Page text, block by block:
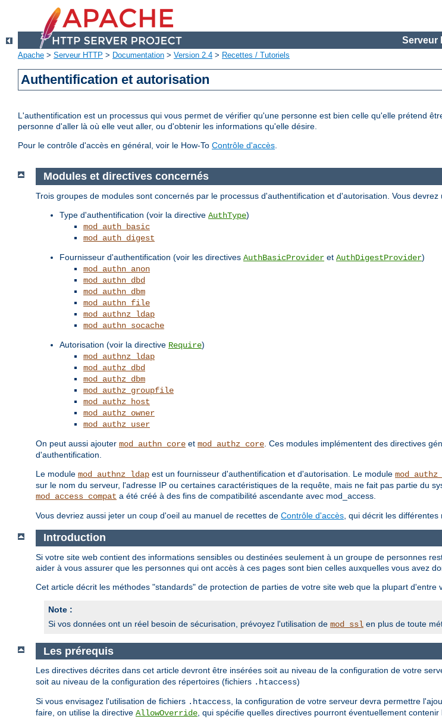
Serveur
Apache > Serveur HTTP > Documentation > Version 2.4 > Recettes / Tutoriels
Authentification et autorisation
L'authentification est un processus qui vous permet de vérifier qu'une personne est bien celle qu'elle prétend
personne d'aller là où elle veut aller, ou d'obtenir les informations qu'elle désire.
Pour le contrôle d'accès en général, voir le How-To Contrôle d'accès.
Modules et directives concernés
Trois groupes de modules sont concernés par le processus d'authentification et d'autorisation. Vous
Type d'authentification (voir la directive AuthType)
mod_auth_basic
mod_auth_digest
Fournisseur d'authentification (voir les directives AuthBasicProvider et AuthDigestProvider)
mod_authn_anon
mod_authn_dbd
mod_authn_dbm
mod_authn_file
mod_authnz_ldap
mod_authn_socache
Autorisation (voir la directive Require)
mod_authnz_ldap
mod_authz_dbd
mod_authz_dbm
mod_authz_groupfile
mod_authz_host
mod_authz_owner
mod_authz_user
On peut aussi ajouter mod_authn_core et mod_authz_core . Ces modules implémentent des directives
d'authentification.
Le module mod_authnz_ldap est un fournisseur d'authentification et d'autorisation. Le module
sur le nom du serveur, l'adresse IP ou certaines caractéristiques de la requête, mais ne fait pas partie du
mod_access_compat a été créé à des fins de compatibilité ascendante avec mod_access.
Vous devriez aussi jeter un coup d'oeil au manuel de recettes de Contrôle d'accès , qui décrit les
Introduction
Si votre site web contient des informations sensibles ou destinées seulement à un groupe de personnes
aider à vous assurer que les personnes qui ont accès à ces pages sont bien celles auxquelles vous avez
Cet article décrit les méthodes "standards" de protection de parties de votre site web que la plupart d'entre
Note :
Si vos données ont un réel besoin de sécurisation, prévoyez l'utilisation de mod_ssl en plus de toute
Les prérequis
Les directives décrites dans cet article devront être insérées soit au niveau de la configuration de votre
soit au niveau de la configuration des répertoires (fichiers .htaccess)
Si vous envisagez l'utilisation de fichiers .htaccess, la configuration de votre serveur devra permettre
faire, on utilise la directive AllowOverride, qui spécifie quelles directives pourront éventuellement